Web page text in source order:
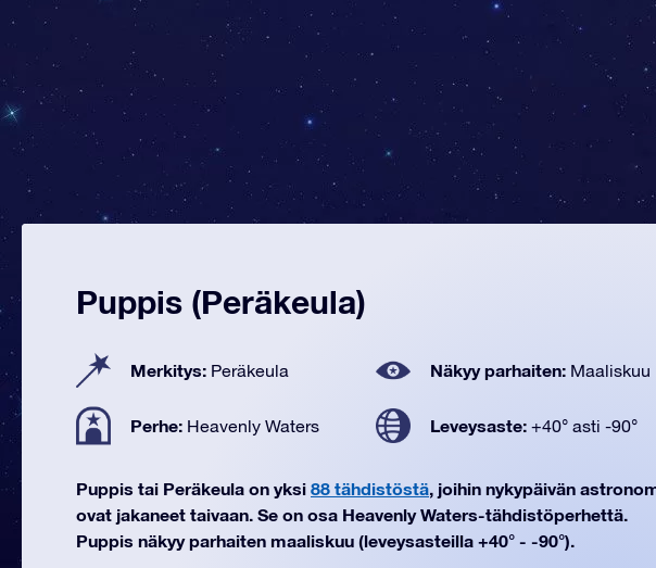
Puppis (Peräkeula)
Merkitys: Peräkeula Näkyy parhaiten: Maaliskuu
Perhe: Heavenly Waters Leveysaste: +40° asti -90°
Puppis tai Peräkeula on yksi 88 tähdistöstä, joihin nykypäivän
ovat jakaneet taivaan. Se on osa Heavenly Waters-tähdistöperhettä.
Puppis näkyy parhaiten maaliskuu (leveysasteilla +40° - -90°).